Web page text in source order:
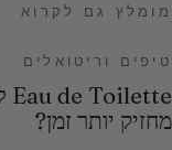
מומלץ גם לקרוא
טיפים וריטואלים
מחזיק יותר זמן?